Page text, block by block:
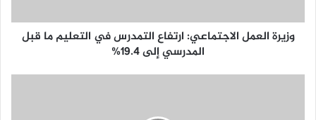
وزيرة العمل الاجتماعي: ارتفاع التمدرس في التعليم ما قبل
المدرسي إلى 19.4%